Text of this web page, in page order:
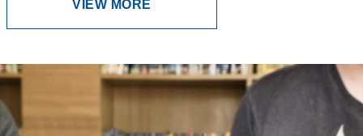
VIEW MORE